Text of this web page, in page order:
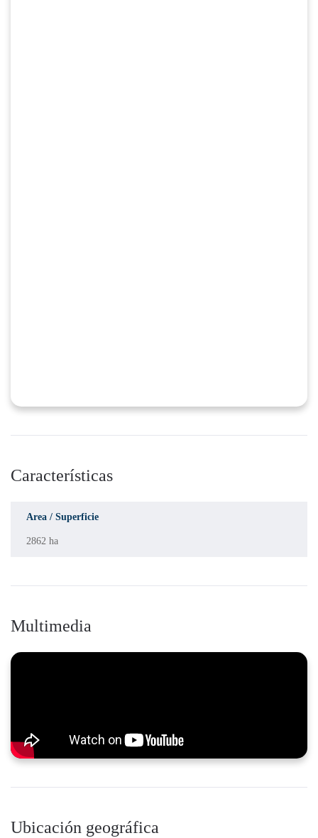
Características
Area / Superficie
2862 ha
Multimedia
Ubicación geográfica